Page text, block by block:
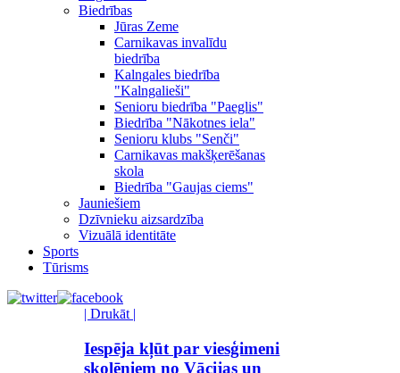
Biedrības
Jūras Zeme
Carnikavas invalīdu
biedrība
Kalngales biedrība
"Kalngalieši"
Senioru biedrība "Paeglis"
Biedrība "Nākotnes iela"
Senioru klubs "Senči"
Carnikavas makšķerēšanas
skola
Biedrība "Gaujas ciems"
Jauniešiem
Dzīvnieku aizsardzība
Vizuālā identitāte
Sports
Tūrisms
| Drukāt |
Iespēja kļūt par viesģimeni
skolēniem no Vācijas un